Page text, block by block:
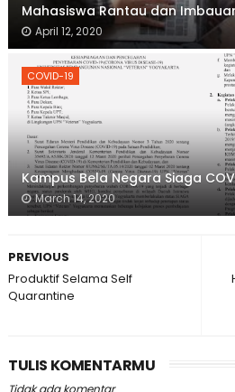
Mahasiswa Rantau dan
April 12, 2020
COVID-19
Kampus Bela Negara Siaga
March 14, 2020
PREVIOUS
Produktif Selama Self
Quarantine
TULIS KOMENTARMU
Tidak ada komentar